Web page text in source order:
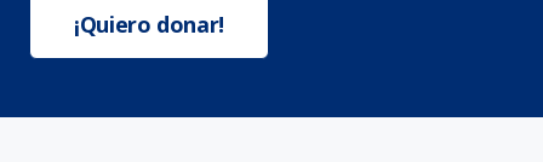
¡Quiero donar!